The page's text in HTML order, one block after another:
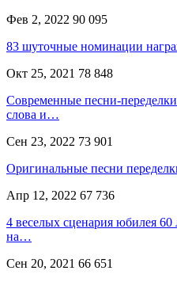
Фев 2, 2022 90 095
83 шуточные номинации
Окт 25, 2021 78 848
Современные песни-
слова и…
Сен 23, 2022 73 901
Оригинальные песни
Апр 12, 2022 67 736
4 веселых сценария юбилея
на…
Сен 20, 2021 66 651